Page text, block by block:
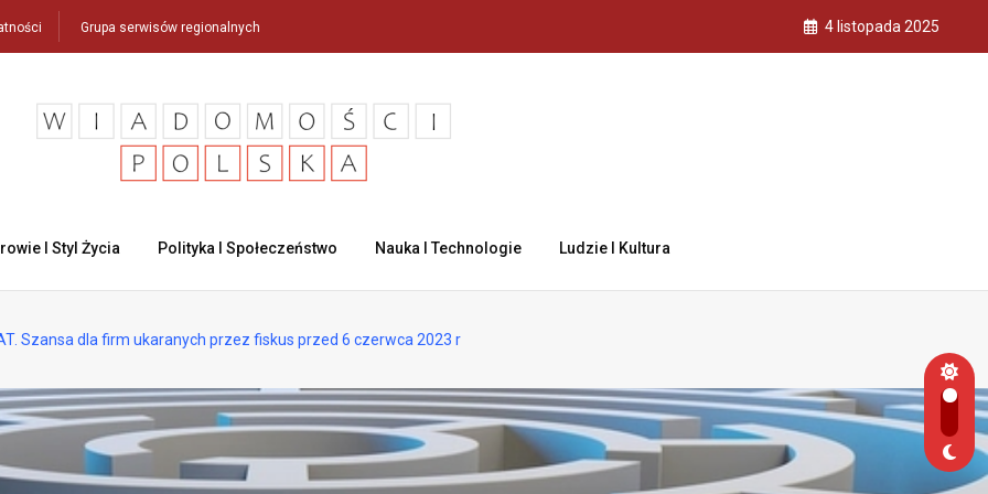
Grupa serwisów regionalnych 4 listopada 2025
I Styl Życia Polityka I Społeczeństwo Nauka I Technologie Ludzie I Kultura
Szansa dla firm ukaranych przez fiskus przed 6 czerwca 2023 r